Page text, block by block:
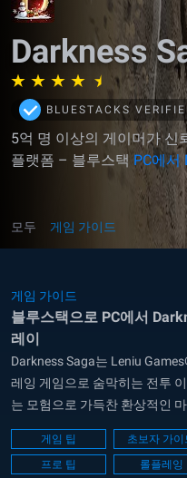
Darkness
BLUESTACKS
5억 명 이상의 게이머가 신
플랫폼 – 블루스택 PC에서
모두 게임 가이드
게임 가이드
블루스택으로 PC에서
레이
Darkness Saga는 Leniu
레잉 게임으로 숨막히는 전투
는 모험으로 가득찬 환상적인
Darkness Saga의 매혹적인 세
법을 탐구하고 내면의 힘을 발
한 여정을 시작해 보세요.
게임 팁 초보자 가이
프로 팁
롤플레잉